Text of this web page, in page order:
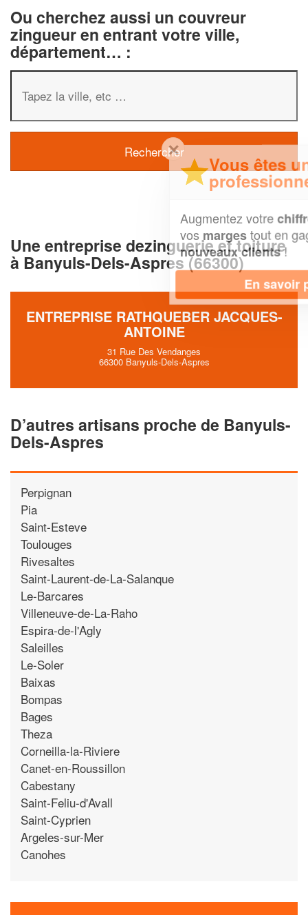
Ou cherchez aussi un couvreur
zingueur en entrant votre ville,
département… :
Une entreprise dezinguerie et toiture
à Banyuls-Dels-Aspres (66300)
ENTREPRISE RATHQUEBER JACQUES-
ANTOINE
31 Rue Des Vendanges
66300 Banyuls-Dels-Aspres
D’autres artisans proche de Banyuls-
Dels-Aspres
Perpignan
Pia
Saint-Esteve
Toulouges
Rivesaltes
Saint-Laurent-de-La-Salanque
Le-Barcares
Villeneuve-de-La-Raho
Espira-de-l'Agly
Saleilles
Le-Soler
Baixas
Bompas
Bages
Theza
Corneilla-la-Riviere
Canet-en-Roussillon
Cabestany
Saint-Feliu-d'Avall
Saint-Cyprien
Argeles-sur-Mer
Canohes
Vous êtes un
professionnel ?
Augmentez votrechiffre d'affaireset
tout en gagnant de
nouveaux clients!